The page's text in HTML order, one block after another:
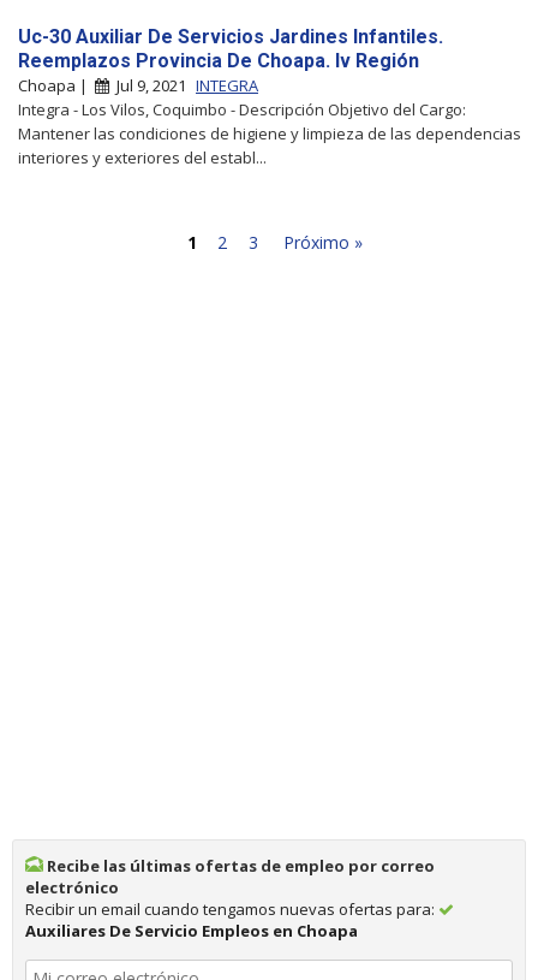
Uc-30 Auxiliar De Servicios Jardines Infantiles.
Reemplazos Provincia De Choapa. Iv Región
Choapa | Jul 9, 2021 INTEGRA
Integra - Los Vilos, Coquimbo - Descripción Objetivo del Cargo:
Mantener las condiciones de higiene y limpieza de las dependencias
interiores y exteriores del establ...
1 2 3 Próximo »
Recibe las últimas ofertas de empleo por correo
electrónico
Recibir un email cuando tengamos nuevas ofertas para:
Auxiliares De Servicio Empleos en Choapa